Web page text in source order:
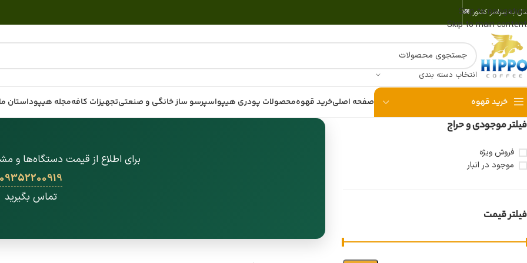
Skip to navigation
Skip to main content
به سراسر کشور 🚚
انتخاب دسته بندی
خرید قهوه صفحه اصلیخرید قهوهمحصولات پودری هیپواسپرسو ساز خانگی و صنعتیتجهیزات کافهمجله هیپوداستان ما
فیلتر موجودی و حراج
فروش ویژه
موجود در انبار
فیلتر قیمت
برای اطلاع از قیمت دستگاه‌ها و
09352200919
تماس بگیرید